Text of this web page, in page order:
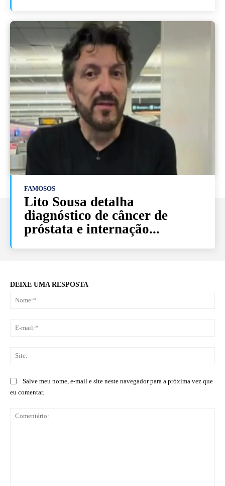
FAMOSOS
Lito Sousa detalha
diagnóstico de câncer de
próstata e internação...
DEIXE UMA RESPOSTA
Salve meu nome, e-mail e site neste navegador para a próxima vez que
eu comentar.